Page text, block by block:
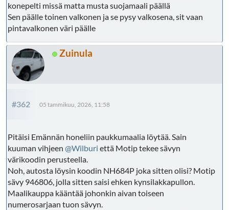
konepelti missä matta musta suojamaali päällä
Sen päälle toinen valkonen ja se pysy valkosena, sit vaan
pintavalkonen väri päälle
Zuinula
#362 05 tammikuu, 2026, 11:58
Pitäisi Emännän honeliin paukkumaalia löytää. Sain
kuuman vihjeen @Wilburi että Motip tekee sävyn
värikoodin perusteella.
Noh, autosta löysin koodin NH684P joka sitten olisi? Motip
sävy 946806, jolla sitten saisi ehken kynsilakkapullon.
Maalikauppa kääntää johonkin aivan toiseen
numerosarjaan tuon sävyn.